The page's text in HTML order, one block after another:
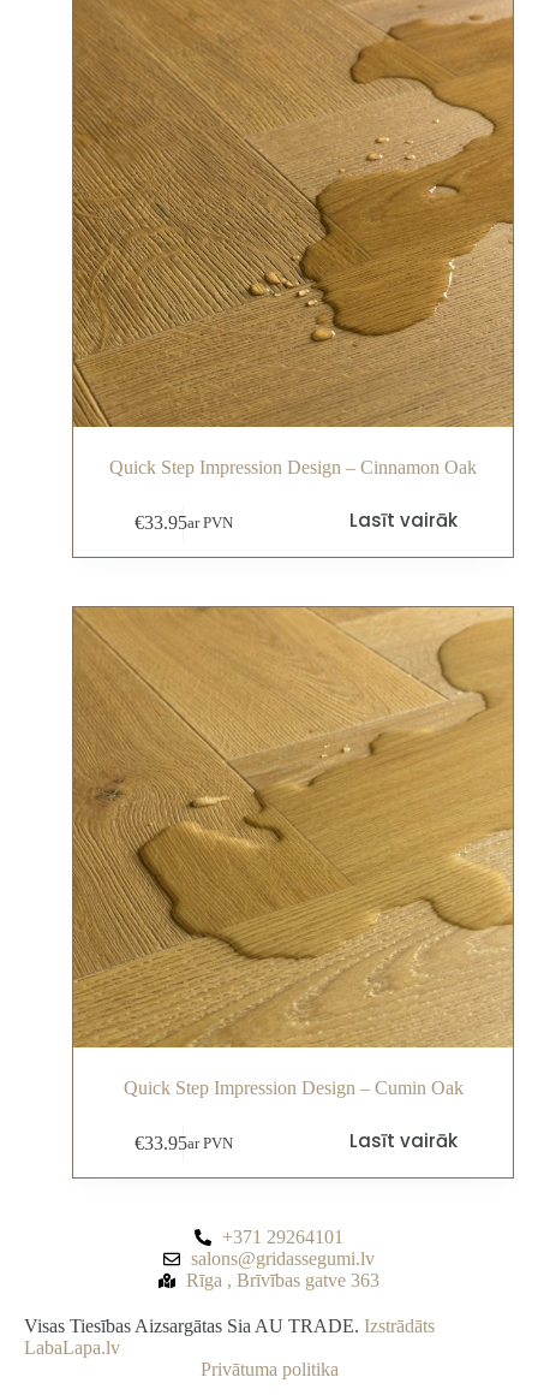
Quick Step Impression Design – Cinnamon Oak
€33.95ar PVN Lasīt vairāk
Quick Step Impression Design – Cumin Oak
€33.95ar PVN Lasīt vairāk
+371 29264101
salons@gridassegumi.lv
Rīga , Brīvības gatve 363
Visas Tiesības Aizsargātas Sia AU TRADE. Izstrādāts
LabaLapa.lv
Privātuma politika